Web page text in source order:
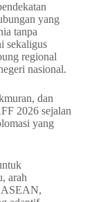
yang
tanpa
sekaligus
regional
nasional.
dan
2026 sejalan
yang
arah
ASEAN,